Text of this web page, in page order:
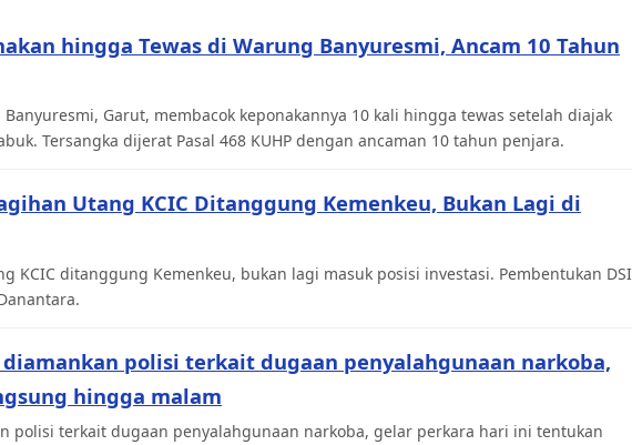
hingga Tewas di Warung Banyuresmi, Ancam 10 Tahun
Garut, membacok keponakannya 10 kali hingga tewas setelah diajak
Tersangka dijerat Pasal 468 KUHP dengan ancaman 10 tahun penjara.
Utang KCIC Ditanggung Kemenkeu, Bukan Lagi di
KCIC ditanggung Kemenkeu, bukan lagi masuk posisi investasi. Pembentukan DSI
diamankan polisi terkait dugaan penyalahgunaan narkoba,
hingga malam
polisi terkait dugaan penyalahgunaan narkoba, gelar perkara hari ini tentukan